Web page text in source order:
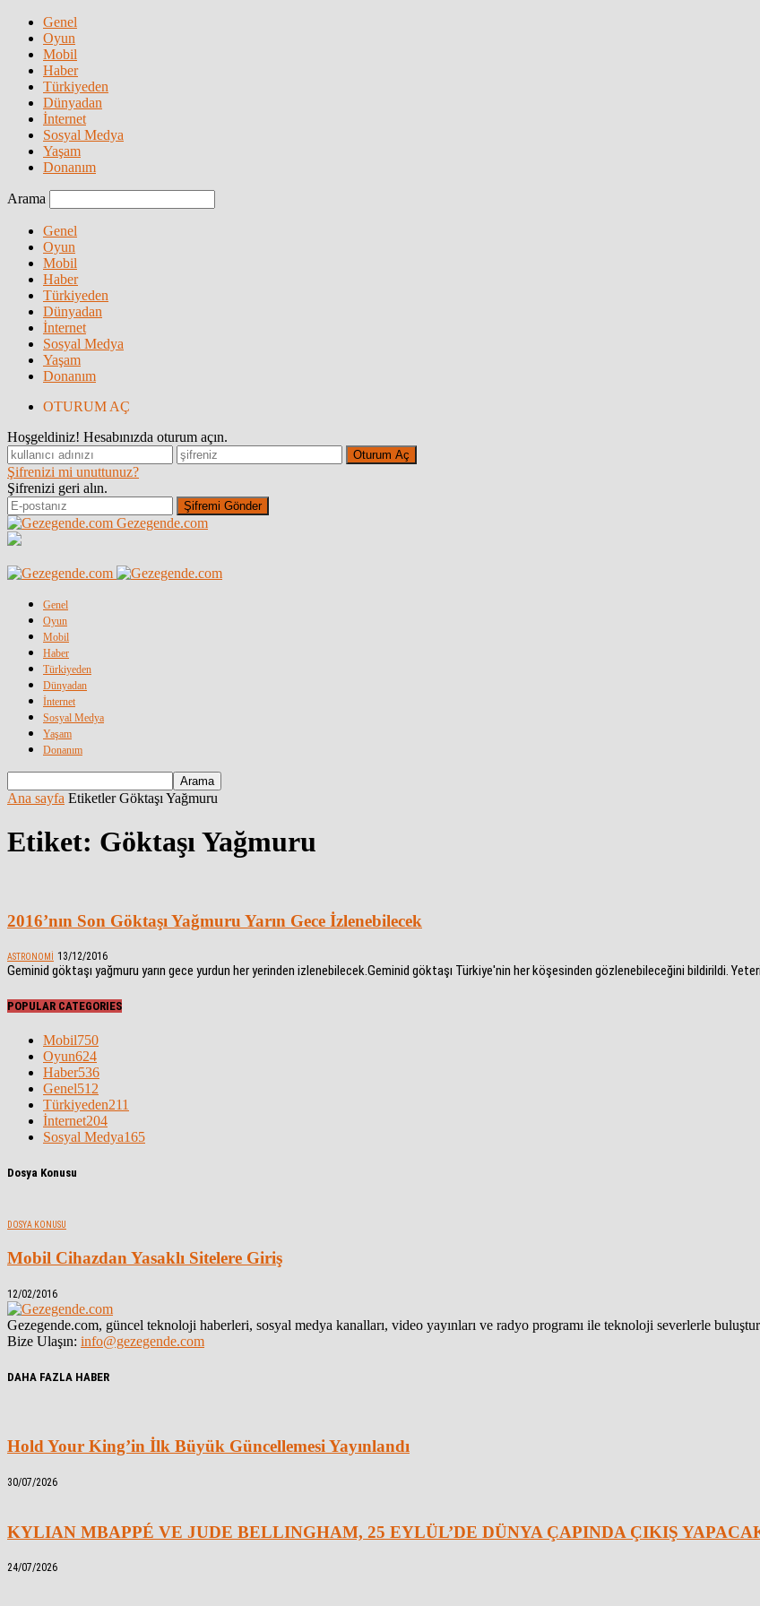
Genel
Oyun
Mobil
Haber
Türkiyeden
Dünyadan
İnternet
Sosyal Medya
Yaşam
Donanım
Arama
Genel
Oyun
Mobil
Haber
Türkiyeden
Dünyadan
İnternet
Sosyal Medya
Yaşam
Donanım
OTURUM AÇ
Hoşgeldiniz! Hesabınızda oturum açın.
Şifrenizi mi unuttunuz?
Şifrenizi geri alın.
Gezegende.com
Genel
Oyun
Mobil
Haber
Türkiyeden
Dünyadan
İnternet
Sosyal Medya
Yaşam
Donanım
Ana sayfa Etiketler Göktaşı Yağmuru
Etiket: Göktaşı Yağmuru
2016’nın Son Göktaşı Yağmuru Yarın Gece İzlenebilecek
ASTRONOMI 13/12/2016
Geminid göktaşı yağmuru yarın gece yurdun her yerinden izlenebilecek.Geminid göktaşı Türkiye'nin her köşesinden gözlenebileceğini bildirildi.
POPULAR CATEGORIES
Mobil750
Oyun624
Haber536
Genel512
Türkiyeden211
İnternet204
Sosyal Medya165
Dosya Konusu
DOSYA KONUSU
Mobil Cihazdan Yasaklı Sitelere Giriş
12/02/2016
Gezegende.com, güncel teknoloji haberleri, sosyal medya kanalları, video yayınları ve radyo programı ile teknoloji severlerle
Bize Ulaşın: info@gezegende.com
DAHA FAZLA HABER
Hold Your King’in İlk Büyük Güncellemesi Yayınlandı
30/07/2026
KYLIAN MBAPPÉ VE JUDE BELLINGHAM, 25 EYLÜL’DE DÜNYA ÇAPINDA ÇIKIŞ
24/07/2026